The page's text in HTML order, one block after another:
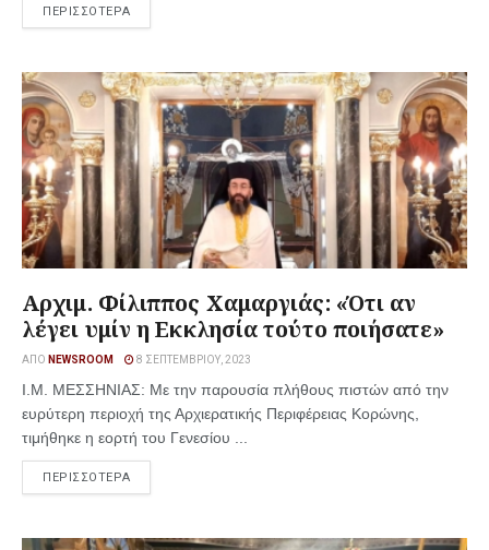
ΠΕΡΙΣΣΟΤΕΡΑ
Αρχιμ. Φίλιππος Χαμαργιάς: «Ότι αν
λέγει υμίν η Εκκλησία τούτο ποιήσατε»
ΑΠΌ NEWSROOM 8 ΣΕΠΤΕΜΒΡΊΟΥ, 2023
Ι.Μ. ΜΕΣΣΗΝΙΑΣ: Με την παρουσία πλήθους πιστών από την
ευρύτερη περιοχή της Αρχιερατικής Περιφέρειας Κορώνης,
τιμήθηκε η εορτή του Γενεσίου ...
ΠΕΡΙΣΣΟΤΕΡΑ